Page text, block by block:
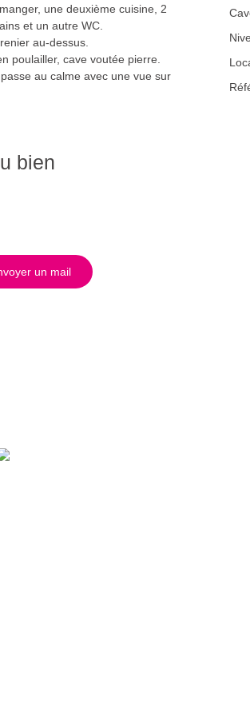
une deuxième cuisine, 2
et un autre WC.
au-dessus.
poulailler, cave voutée pierre.
au calme avec une vue sur
bien
un mail